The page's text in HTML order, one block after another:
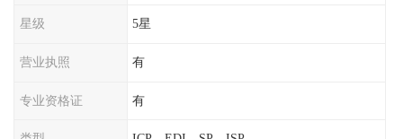
星级 5星
营业执照 有
专业资格证 有